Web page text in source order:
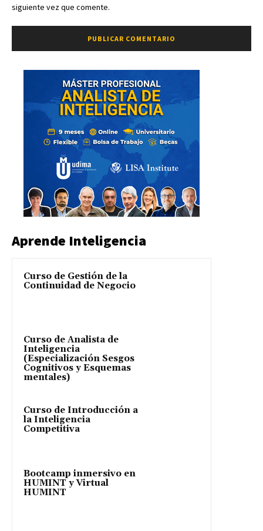
siguiente vez que comente.
Aprende Inteligencia
Curso de Gestión de la
Continuidad de Negocio
Curso de Analista de
Inteligencia
(Especialización Sesgos
Cognitivos y Esquemas
mentales)
Curso de Introducción a
la Inteligencia
Competitiva
Bootcamp inmersivo en
HUMINT y Virtual
HUMINT